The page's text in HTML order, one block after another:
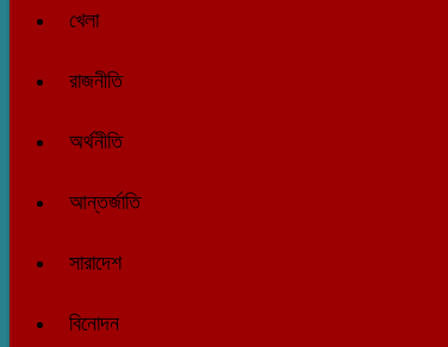
খেলা
রাজনীতি
অর্থনীতি
আন্তর্জাতি
সারাদেশ
বিনোদন